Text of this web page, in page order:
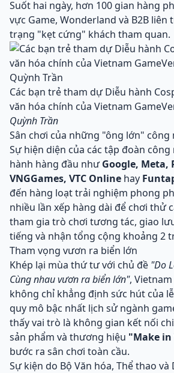
Suốt hai ngày, hơn 100 gian hàng
vực Game, Wonderland và B2B
trạng "kẹt cứng" khách tham quan.
Các bạn trẻ tham dự Diễu hành
văn hóa chính của Vietnam
Quỳnh Trần
Sân chơi của những "ông lớn" công
Sự hiện diện của các tập đoàn
hành hàng đầu nhưGoogle, Meta,
VNGGames, VTC Online hay
đến hàng loạt trải nghiệm phong
nhiều lần xếp hàng dài để chơi thử
tham gia trò chơi tương tác, giao
tiếng và nhận tổng cộng khoảng 2
Tham vọng vươn ra biển lớn
Khép lại mùa thứ tư với chủ đề "Do
Cùng nhau vươn ra biển lớn",
không chỉ khẳng định sức hút của
quy mô bậc nhất lịch sử ngành
thấy vai trò là không gian kết nối
sản phẩm và thương hiệu "Make
bước ra sân chơi toàn cầu.
Sự kiện do Bộ Văn hóa, Thể thao và